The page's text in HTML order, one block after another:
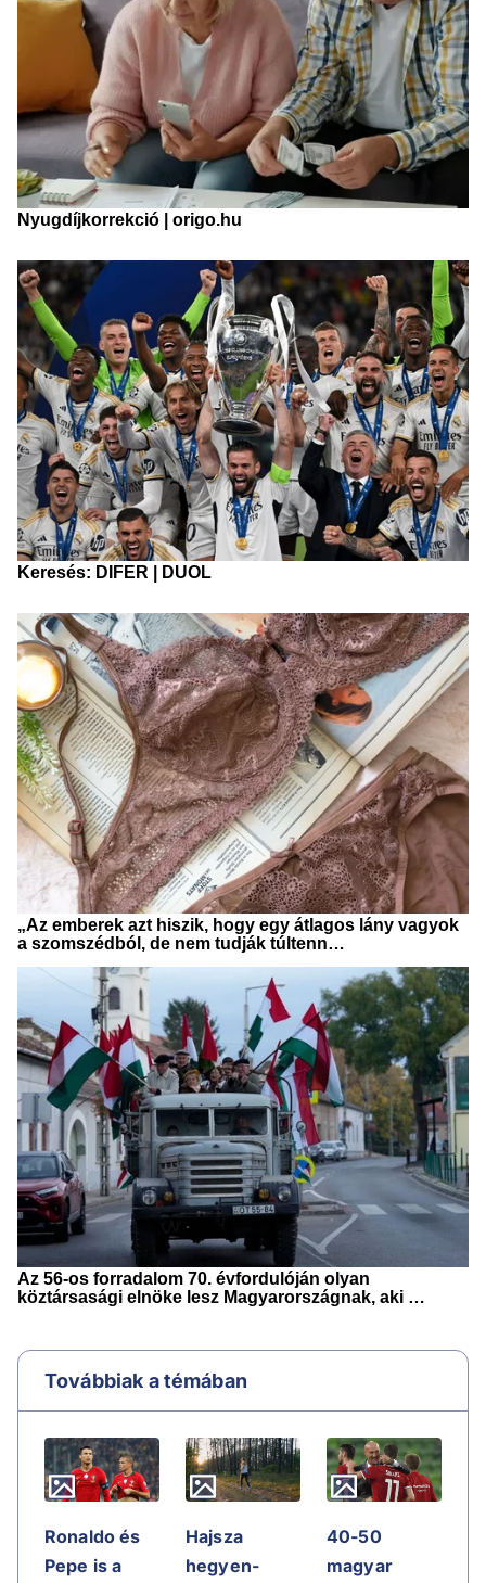
Továbbiak a témában
Ronaldo és
Pepe is a
Hajsza
hegyen-
40-50
magyar